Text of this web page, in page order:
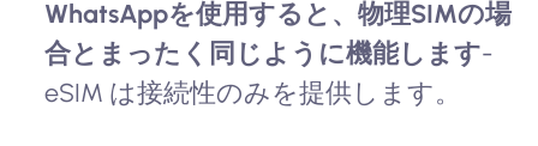
WhatsAppを使用すると、物理SIMの場
合とまったく同じように機能します-
eSIM は接続性のみを提供します。